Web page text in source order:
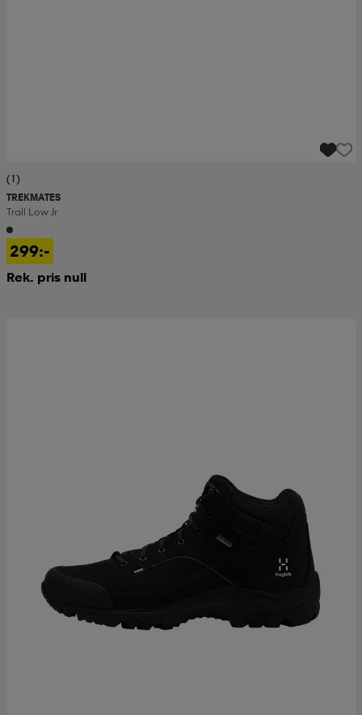
(1)
TREKMATES
Trail Low Jr
299:-
Rek. pris null